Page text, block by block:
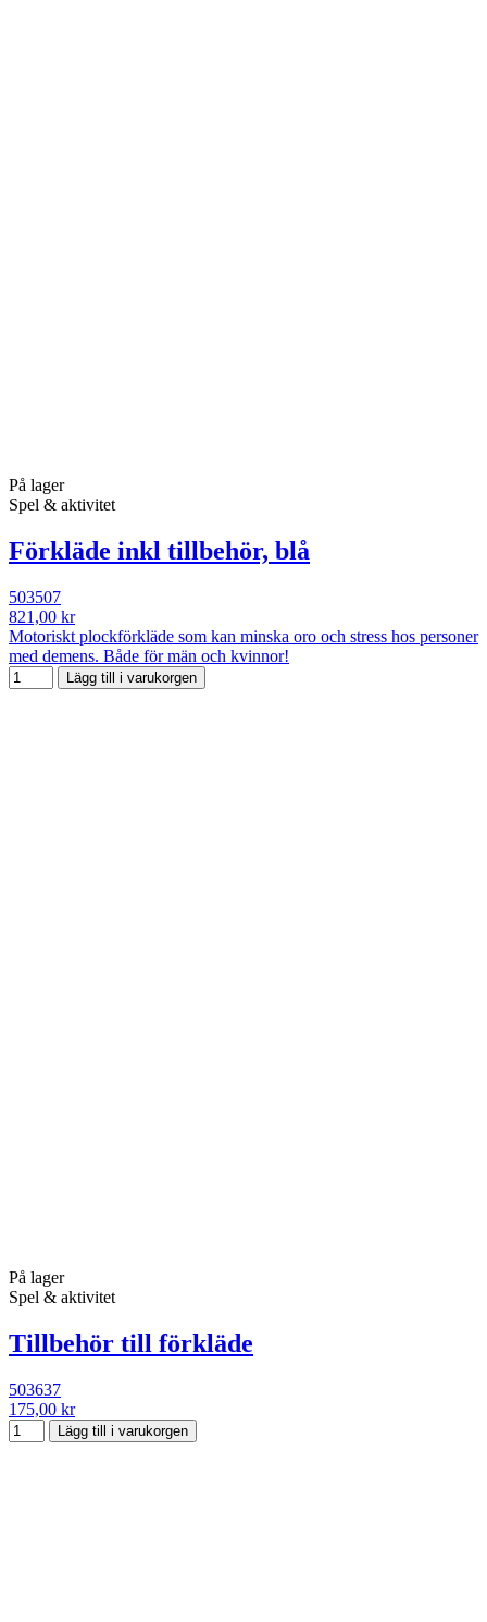
På lager
Spel & aktivitet
Förkläde inkl tillbehör, blå
503507
821,00 kr
Motoriskt plockförkläde som kan minska oro och stress hos personer
med demens. Både för män och kvinnor!
Lägg till i varukorgen
På lager
Spel & aktivitet
Tillbehör till förkläde
503637
175,00 kr
Lägg till i varukorgen